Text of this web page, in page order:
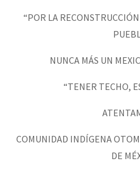
“POR LA
NUNCA MÁS UN
“TENER TECHO,
COMUNIDAD INDÍGENA
DE